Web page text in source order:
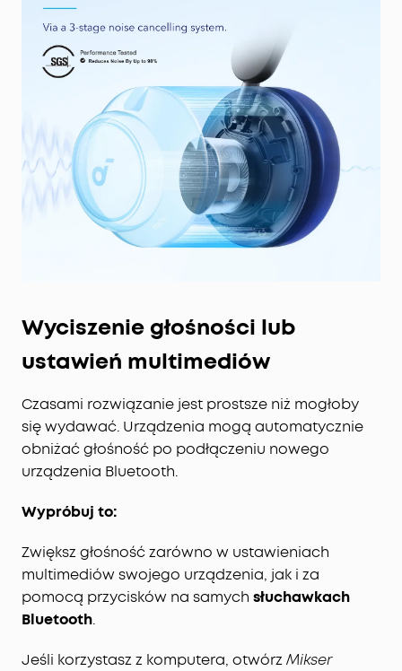
Wyciszenie głośności lub
ustawień multimediów
Czasami rozwiązanie jest prostsze niż mogłoby
się wydawać. Urządzenia mogą automatycznie
obniżać głośność po podłączeniu nowego
urządzenia Bluetooth.
Wypróbuj to:
Zwiększ głośność zarówno w ustawieniach
multimediów swojego urządzenia, jak i za
pomocą przycisków na samych słuchawkach
Bluetooth.
Jeśli korzystasz z komputera, otwórz Mikser